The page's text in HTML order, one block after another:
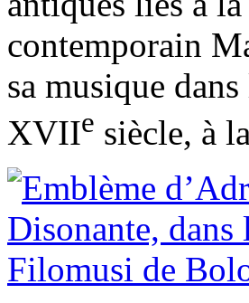
contemporain
sa musique
XVIIe siècle, à